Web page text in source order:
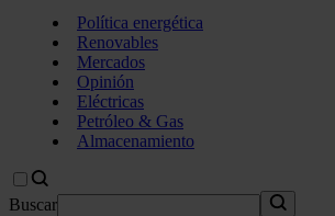
Política energética
Renovables
Mercados
Opinión
Eléctricas
Petróleo & Gas
Almacenamiento
Buscar